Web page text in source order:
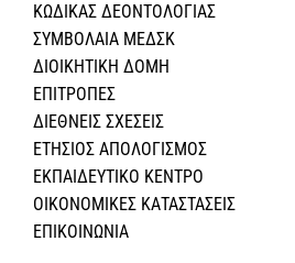
ΚΩΔΙΚΑΣ ΔΕΟΝΤΟΛΟΓΙΑΣ
ΣΥΜΒΟΛΑΙΑ ΜΕΔΣΚ
ΔΙΟΙΚΗΤΙΚΗ ΔΟΜΗ
ΕΠΙΤΡΟΠΕΣ
ΔΙΕΘΝΕΙΣ ΣΧΕΣEIΣ
ΕΤΗΣΙΟΣ ΑΠΟΛΟΓΙΣΜΟΣ
ΕΚΠΑΙΔΕΥΤΙΚΟ ΚΕΝΤΡΟ
ΟΙΚΟΝΟΜΙΚΕΣ ΚΑΤΑΣΤΑΣΕΙΣ
ΕΠΙΚΟΙΝΩΝΙΑ